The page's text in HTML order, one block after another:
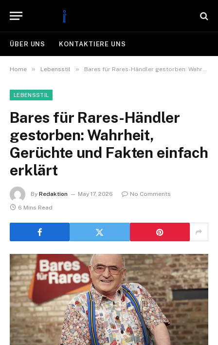
ÜBER UNS KONTAKTIERE UNS
Home » Lebensstil » Bares für Rares-Händler gestorben: Wahrheit, Gerüchte und Fakten einfach erklärt
LEBENSSTIL
Bares für Rares-Händler
gestorben: Wahrheit,
Gerüchte und Fakten einfach
erklärt
By Redaktion May 17, 2026
No Comments
6 Mins Read